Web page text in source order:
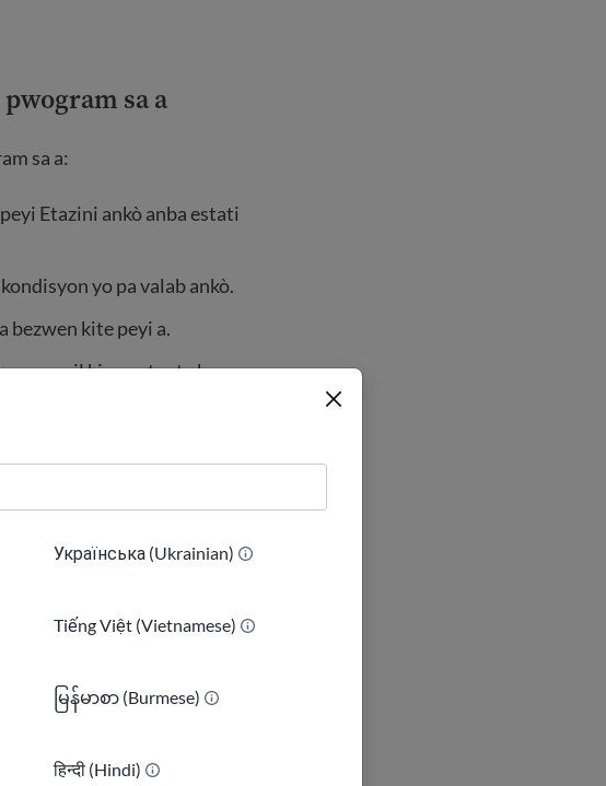
Українська (Ukrainian)
Tiếng Việt (Vietnamese)
မြန်မာစာ (Burmese)
हिन्दी (Hindi)
sa a
sa a:
Etazini ankò anba estati
yo pa valab ankò.
bezwen kite peyi a.
azil ki annatant ak
yo nan tribinal yo. Rete
antre sou kondisyon yo.
moun ki te an detansyon akòz
ou kalifye.